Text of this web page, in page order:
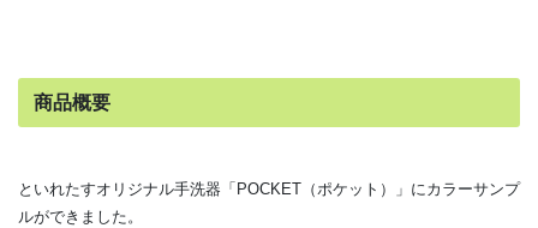
商品概要
といれたすオリジナル手洗器「POCKET（ポケット）」にカラーサンプ
ルができました。